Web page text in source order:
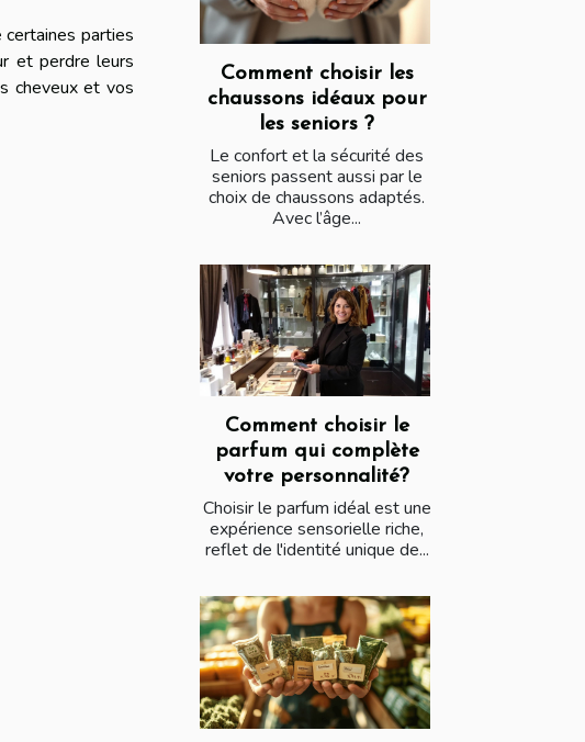
parties
et perdre leurs
cheveux et vos
Comment choisir les
chaussons idéaux pour
les seniors ?
Le confort et la sécurité des
seniors passent aussi par le
choix de chaussons adaptés.
Avec l’âge...
Comment choisir le
parfum qui complète
votre personnalité?
Choisir le parfum idéal est une
expérience sensorielle riche,
reflet de l'identité unique de...